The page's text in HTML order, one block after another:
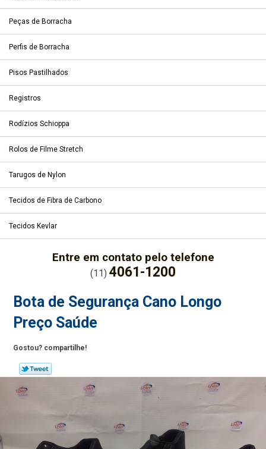
Peças de Borracha
Perfis de Borracha
Pisos Pastilhados
Registros
Rodízios Schioppa
Rolos de Filme Stretch
Tarugos de Nylon
Tecidos de Fibra de Carbono
Tecidos Kevlar
Entre em contato pelo telefone
(11) 4061-1200
Bota de Segurança Cano Longo
Preço Saúde
Gostou? compartilhe!